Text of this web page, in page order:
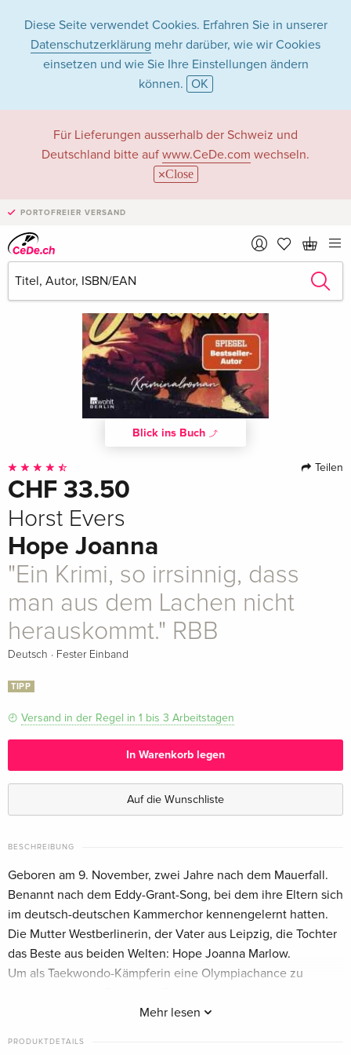
Diese Seite verwendet Cookies. Erfahren Sie in unserer
Datenschutzerklärung mehr darüber, wie wir Cookies
einsetzen und wie Sie Ihre Einstellungen ändern
können. OK
Für Lieferungen ausserhalb der Schweiz und
Deutschland bitte auf www.CeDe.com wechseln.
Close
PORTOFREIER VERSAND
Blick ins Buch
Teilen
CHF 33.50
Horst Evers
Hope Joanna
"Ein Krimi, so irrsinnig, dass
man aus dem Lachen nicht
herauskommt." RBB
Deutsch · Fester Einband
TIPP
Versand in der Regel in 1 bis 3 Arbeitstagen
In Warenkorb legen
Auf die Wunschliste
BESCHREIBUNG
Mehr lesen
Geboren am 9. November, zwei Jahre nach dem Mauerfall.
Benannt nach dem Eddy-Grant-Song, bei dem ihre Eltern sich
im deutsch-deutschen Kammerchor kennengelernt hatten.
Die Mutter Westberlinerin, der Vater aus Leipzig, die Tochter
das Beste aus beiden Welten: Hope Joanna Marlow.
Um als Taekwondo-Kämpferin eine Olympiachance zu
die Berliner Polizei Gegenwart. Ein Handyvideo, in dem zu
PRODUKTDETAILS